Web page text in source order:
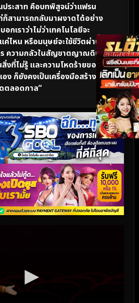
ประสาท คือบทพิสูจน์ว่าแฟรน
ก็สามารถกลับมาผงาดได้อย่าง
กเราว่าไม่ว่าเทคโนโลยีจะ
ค่ไหน หรือมนุษย์จะใช้ชีวิตผ่าน
ร ความกลัวในสัญชาตญาณดิบ
สิ่งที่ไม่รู้ และความโหดร้ายของ
ง ก็ยังคงเป็นเครื่องมือสร้าง
ตลอดกาล”